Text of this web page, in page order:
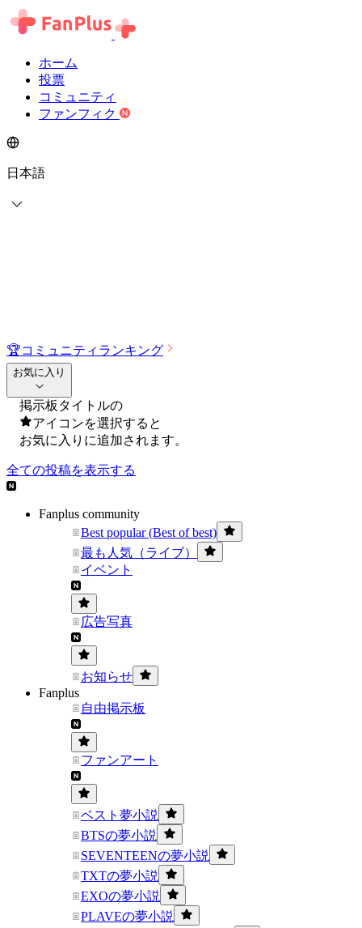
ホーム
投票
コミュニティ
ファンフィク
日本語
🏆コミュニティランキング
お気に入り
掲示板タイトルの
アイコンを選択すると
お気に入りに追加されます。
全ての投稿を表示する
Fanplus community
Best popular (Best of best)
最も人気（ライブ）
イベント
広告写真
お知らせ
Fanplus
自由掲示板
ファンアート
ベスト夢小説
BTSの夢小説
SEVENTEENの夢小説
TXTの夢小説
EXOの夢小説
PLAVEの夢小説